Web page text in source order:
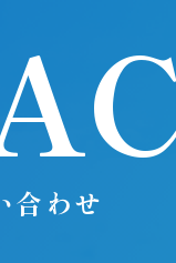
合わせ